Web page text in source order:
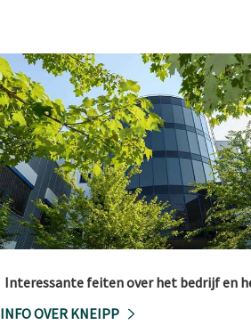
Interessante feiten over het bedrijf en
INFO OVER KNEIPP